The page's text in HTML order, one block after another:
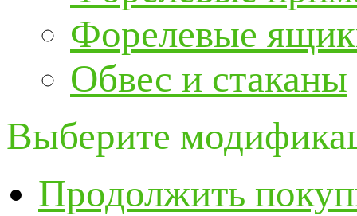
Форелевые
Обвес и стаканы
Выберите
Продолжить